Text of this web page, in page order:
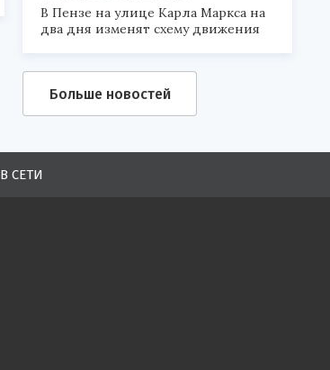
В Пензе на улице Карла Маркса на
два дня изменят схему движения
Больше новостей
В СЕТИ